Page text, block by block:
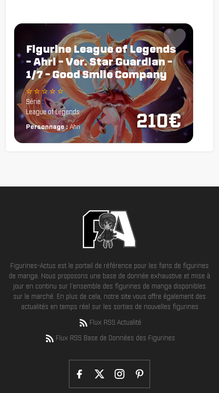
210€
Figurine League of Legends
- Ahri - Ver. Star Guardian -
1/7 - Good Smile Company
☆ ☆ ☆ ☆ ☆
Série :
League of Legends
Personnage : Ahri
Figurines-Actus est le portail de référence pour les fans de figurines
de manga. Nous proposons une base de donnée exhaustive et mise à
jour en continu sur l'ensemble des figurines de manga disponibles
sur le marché. En plus de cela, notre site vous offre également des
actualités en temps réel sur les sorties de nouvelles figurines
Flux RSS Actualité
Flux RSS Base de Données des Figurines